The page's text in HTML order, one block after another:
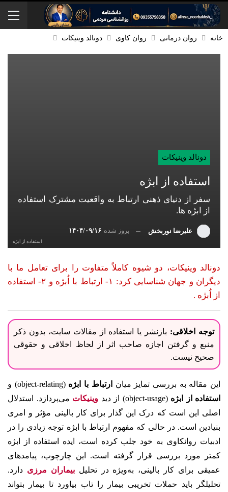
خانه روان درمانی روان کاوی دونالد وینیکات
دونالد وینیکات
استفاده از ابژه
سفر از دنیای ذهنی ارتباط به واقعیت مشترک استفاده
از ابژه ها.
علیرضا نوربخش بروز شده ۱۴۰۴/۰۹/۱۶
استفاده از ابژه
دونالد وینیکات، دو شیوه کاملاً متفاوت را برای تعامل ما با
دیگران و جهان شناسایی کرد: ۱- ارتباط با اُبژه و ۲- استفاده
از اُبژه .
توجه اخلاقی: بازنشر یا استفاده از مقالات سایت، بدون ذکر
منبع و گرفتن اجازه صاحب اثر از لحاظ اخلاقی و حقوقی
صحیح نیست.
این مقاله به بررسی تمایز میان ارتباط با ابژه (object-relating) و
استفاده از ابژه (object-usage) از دید وینیکات می‌پردازد. استدلال
اصلی این است که درک این گذار برای کار بالینی مؤثر و امری
بنیادین است. در حالی که مفهوم ارتباط با ابژه توجه زیادی را در
ادبیات روانکاوی به خود جلب کرده است، ایده استفاده از ابژه
کمتر مورد بررسی قرار گرفته است. این چارچوب، پیامدهای
عمیقی برای کار بالینی، به‌ویژه در تحلیلبیماران مرزی دارد.
تحلیلگر باید حملات تخریبی بیمار را تاب بیاورد تا بیمار بتواند